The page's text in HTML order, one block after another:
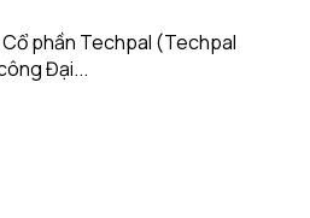
phần Techpal (Techpal
Đại...